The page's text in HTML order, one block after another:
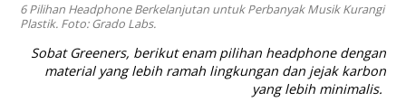
6 Pilihan Headphone Berkelanjutan untuk Perbanyak Musik Kurangi
Plastik. Foto: Grado Labs.
Sobat Greeners, berikut enam pilihan headphone dengan
material yang lebih ramah lingkungan dan jejak karbon
yang lebih minimalis.